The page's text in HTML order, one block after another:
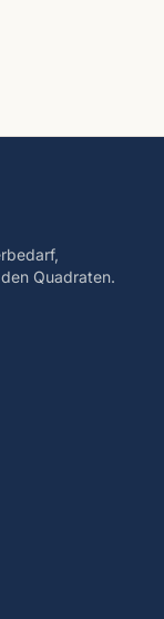
Quadraten.